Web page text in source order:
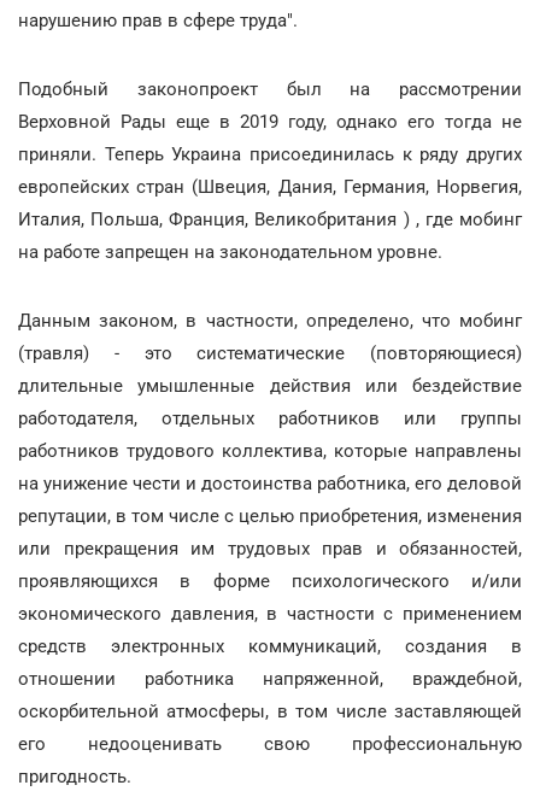
нарушению прав в сфере труда".
Подобный законопроект был на рассмотрении
Верховной Рады еще в 2019 году, однако его тогда не
приняли. Теперь Украина присоединилась к ряду других
европейских стран (Швеция, Дания, Германия, Норвегия,
Италия, Польша, Франция, Великобритания ) , где мобинг
на работе запрещен на законодательном уровне.
Данным законом, в частности, определено, что мобинг
(травля) - это систематические (повторяющиеся)
длительные умышленные действия или бездействие
работодателя, отдельных работников или группы
работников трудового коллектива, которые направлены
на унижение чести и достоинства работника, его деловой
репутации, в том числе с целью приобретения, изменения
или прекращения им трудовых прав и обязанностей,
проявляющихся в форме психологического и/или
экономического давления, в частности с применением
средств электронных коммуникаций, создания в
отношении работника напряженной, враждебной,
оскорбительной атмосферы, в том числе заставляющей
его недооценивать свою профессиональную
пригодность.